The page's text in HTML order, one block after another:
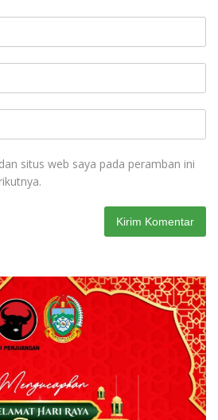
situs web saya pada peramban ini